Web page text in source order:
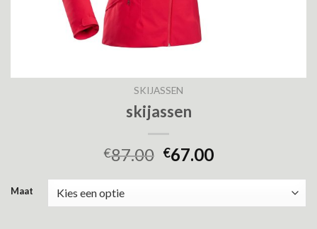
SKIJASSEN
skijassen
€87.00 €67.00
Maat